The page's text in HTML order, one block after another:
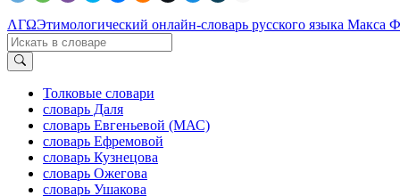
ΛΓΩЭтимологический онлайн-словарь русского языка Макса
Толковые словари
словарь Даля
словарь Евгеньевой (МАС)
словарь Ефремовой
словарь Кузнецова
словарь Ожегова
словарь Ушакова